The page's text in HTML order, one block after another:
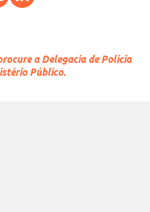
a Delegacia de Polícia
Público.